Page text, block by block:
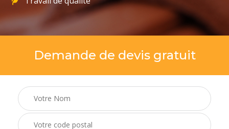
Demande de devis gratuit